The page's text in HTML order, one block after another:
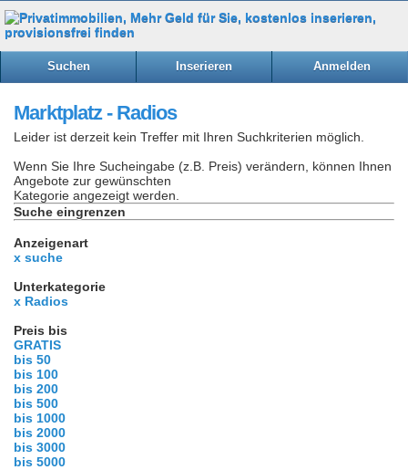
Suchen Inserieren Anmelden
Marktplatz - Radios
Leider ist derzeit kein Treffer mit Ihren Suchkriterien möglich.
Wenn Sie Ihre Sucheingabe (z.B. Preis) verändern, können Ihnen
Angebote zur gewünschten
Kategorie angezeigt werden.
Suche eingrenzen
Anzeigenart
x suche
Unterkategorie
x Radios
Preis bis
GRATIS
bis 50
bis 100
bis 200
bis 500
bis 1000
bis 2000
bis 3000
bis 5000